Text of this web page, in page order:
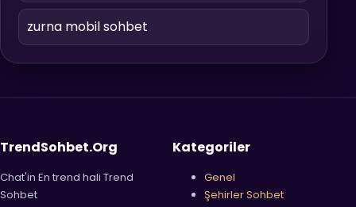
zurna mobil sohbet
TrendSohbet.Org
Chat'in En trend hali Trend
Sohbet
Kategoriler
Genel
Şehirler Sohbet